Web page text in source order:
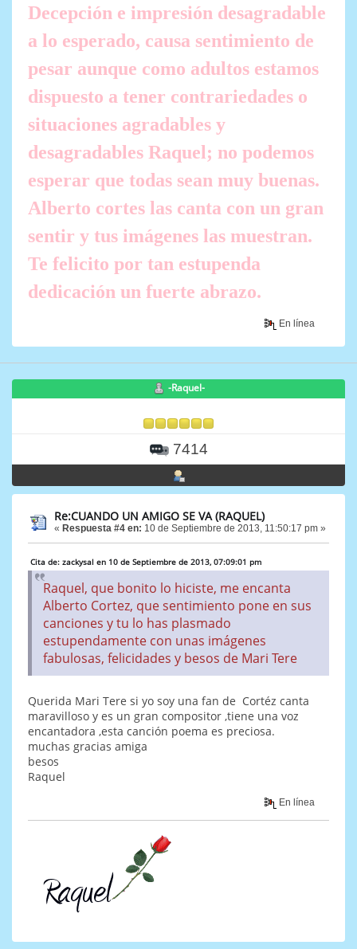
Decepción e impresión desagradable
a lo esperado, causa sentimiento de
pesar aunque como adultos estamos
dispuesto a tener contrariedades o
situaciones agradables y
desagradables Raquel; no podemos
esperar que todas sean muy buenas.
Alberto cortes las canta con un gran
sentir y tus imágenes las muestran.
Te felicito por tan estupenda
dedicación un fuerte abrazo.
En línea
-Raquel-
7414
Re:CUANDO UN AMIGO SE VA (RAQUEL)
« Respuesta #4 en: 10 de Septiembre de 2013, 11:50:17 pm »
Cita de: zackysal en 10 de Septiembre de 2013, 07:09:01 pm
Raquel, que bonito lo hiciste, me encanta
Alberto Cortez, que sentimiento pone en sus
canciones y tu lo has plasmado
estupendamente con unas imágenes
fabulosas, felicidades y besos de Mari Tere
Querida Mari Tere si yo soy una fan de Cortéz canta
maravilloso y es un gran compositor ,tiene una voz
encantadora ,esta canción poema es preciosa.
muchas gracias amiga
besos
Raquel
En línea